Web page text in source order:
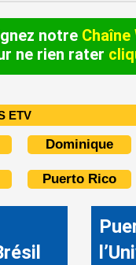
notre
ne rien rater
ETV
Dominique
Puerto Rico